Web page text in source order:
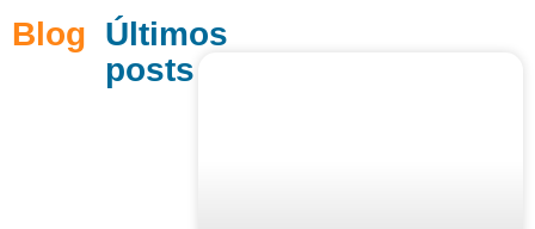
Blog Últimos
posts